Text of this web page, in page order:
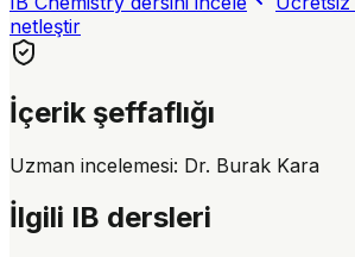
netleştir
İçerik şeffaflığı
Uzman incelemesi: Dr. Burak Kara
İlgili IB dersleri